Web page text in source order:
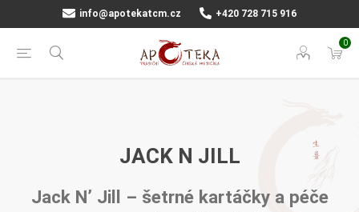
info@apotekatcm.cz +420 728 715 916
0
JACK N JILL
Jack N’ Jill – šetrné kartáčky a péče